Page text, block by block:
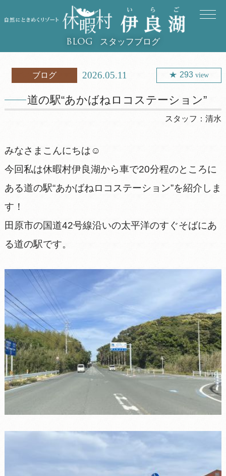
BLOG スタッフブログ
ブログ 2026.05.11 293 view
道の駅“あかばねロコステーション”
スタッフ：清水
みなさまこんにちは☺
今回私は休暇村伊良湖から車で20分程のところに
ある道の駅“あかばねロコステーション”を紹介しま
す！
田原市の国道42号線沿いの太平洋のすぐそばにあ
る道の駅です。